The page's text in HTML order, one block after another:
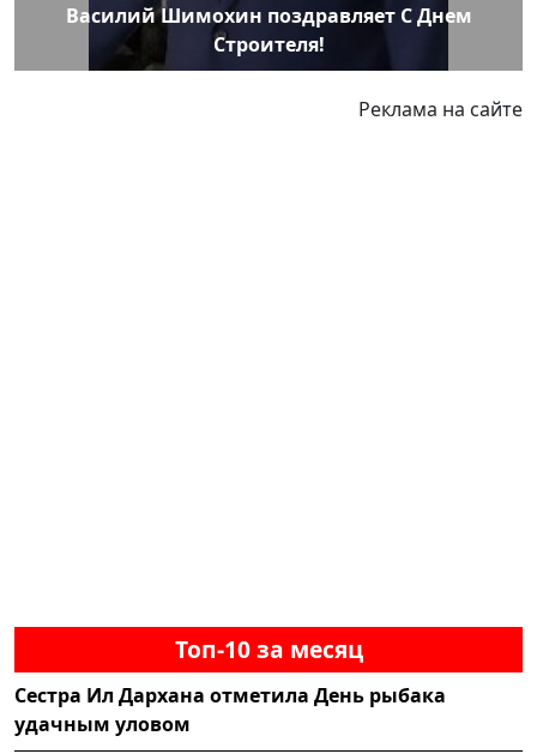
Василий Шимохин поздравляет С Днем
Строителя!
Реклама на сайте
Топ-10 за месяц
Сестра Ил Дархана отметила День рыбака
удачным уловом